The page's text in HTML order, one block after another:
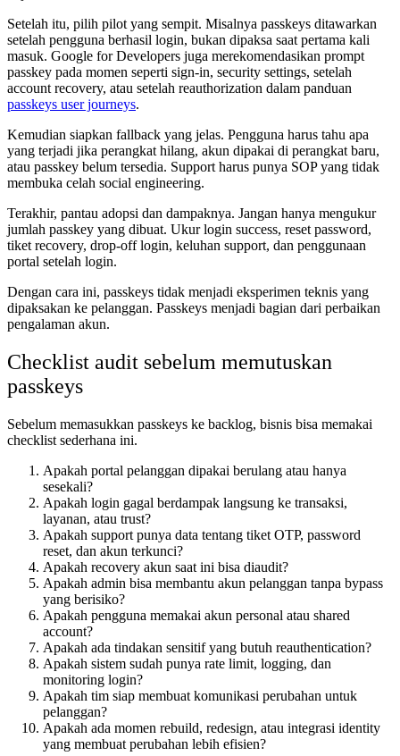
Setelah itu, pilih pilot yang sempit. Misalnya passkeys ditawarkan
setelah pengguna berhasil login, bukan dipaksa saat pertama kali
masuk. Google for Developers juga merekomendasikan prompt
passkey pada momen seperti sign-in, security settings, setelah
account recovery, atau setelah reauthorization dalam panduan
passkeys user journeys.
Kemudian siapkan fallback yang jelas. Pengguna harus tahu apa
yang terjadi jika perangkat hilang, akun dipakai di perangkat baru,
atau passkey belum tersedia. Support harus punya SOP yang tidak
membuka celah social engineering.
Terakhir, pantau adopsi dan dampaknya. Jangan hanya mengukur
jumlah passkey yang dibuat. Ukur login success, reset password,
tiket recovery, drop-off login, keluhan support, dan penggunaan
portal setelah login.
Dengan cara ini, passkeys tidak menjadi eksperimen teknis yang
dipaksakan ke pelanggan. Passkeys menjadi bagian dari perbaikan
pengalaman akun.
Checklist audit sebelum memutuskan
passkeys
Sebelum memasukkan passkeys ke backlog, bisnis bisa memakai
checklist sederhana ini.
Apakah portal pelanggan dipakai berulang atau hanya
sesekali?
Apakah login gagal berdampak langsung ke transaksi,
layanan, atau trust?
Apakah support punya data tentang tiket OTP, password
reset, dan akun terkunci?
Apakah recovery akun saat ini bisa diaudit?
Apakah admin bisa membantu akun pelanggan tanpa bypass
yang berisiko?
Apakah pengguna memakai akun personal atau shared
account?
Apakah ada tindakan sensitif yang butuh reauthentication?
Apakah sistem sudah punya rate limit, logging, dan
monitoring login?
Apakah tim siap membuat komunikasi perubahan untuk
pelanggan?
Apakah ada momen rebuild, redesign, atau integrasi identity
yang membuat perubahan lebih efisien?